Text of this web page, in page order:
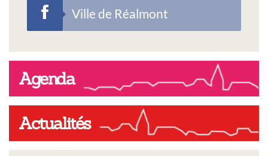
Ville de Réalmont
Agenda
Actualités